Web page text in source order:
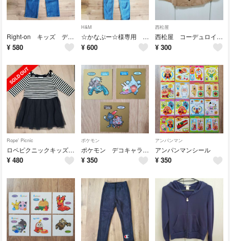
Right-on キッズ デニム 140
¥ 580
H&M
☆かなぷー☆様専用 H&M ストレッチデニム 150
¥ 600
西松屋
西松屋 コーデュロイスカート 130
¥ 300
Rope' Picnic
ロペピクニックキッズ ボーダーワンピース 100
¥ 480
ポケモン
ポケモン デコキャラシール
¥ 350
アンパンマン
アンパンマンシール
¥ 350